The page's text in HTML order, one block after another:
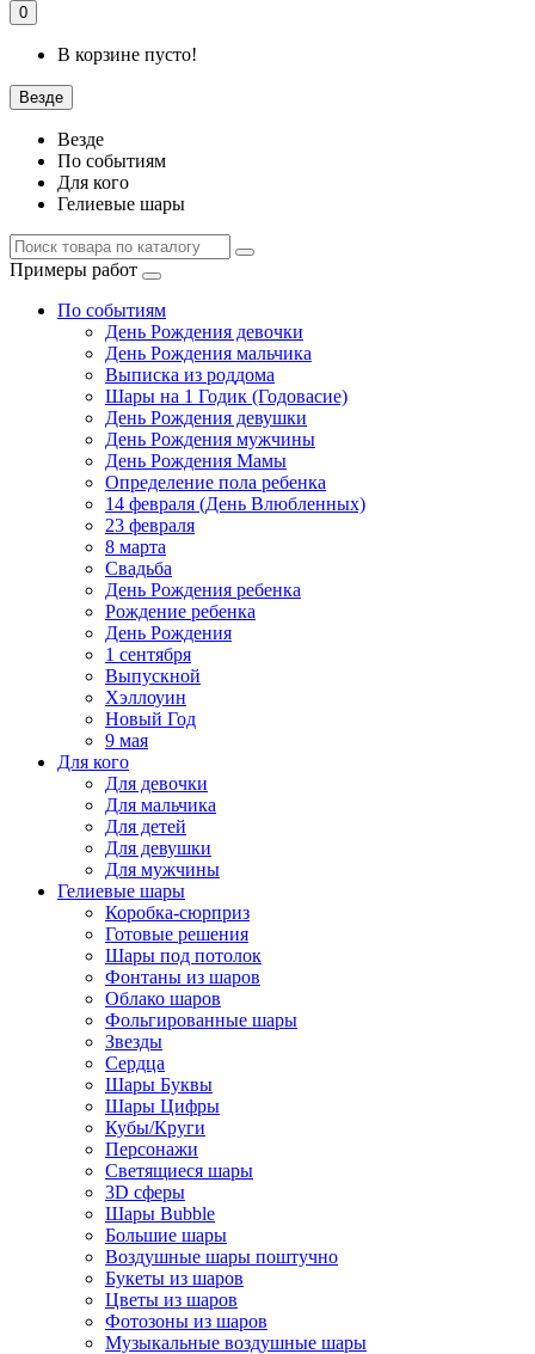
0
В корзине пусто!
Везде
Везде
По событиям
Для кого
Гелиевые шары
Примеры работ
По событиям
День Рождения девочки
День Рождения мальчика
Выписка из роддома
Шары на 1 Годик (Годовасие)
День Рождения девушки
День Рождения мужчины
День Рождения Мамы
Определение пола ребенка
14 февраля (День Влюбленных)
23 февраля
8 марта
Свадьба
День Рождения ребенка
Рождение ребенка
День Рождения
1 сентября
Выпускной
Хэллоуин
Новый Год
9 мая
Для кого
Для девочки
Для мальчика
Для детей
Для девушки
Для мужчины
Гелиевые шары
Коробка-сюрприз
Готовые решения
Шары под потолок
Фонтаны из шаров
Облако шаров
Фольгированные шары
Звезды
Сердца
Шары Буквы
Шары Цифры
Кубы/Круги
Персонажи
Светящиеся шары
3D сферы
Шары Bubble
Большие шары
Воздушные шары поштучно
Букеты из шаров
Цветы из шаров
Фотозоны из шаров
Музыкальные воздушные шары